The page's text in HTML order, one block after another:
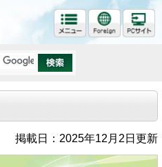
掲載日：2025年12月2日更新